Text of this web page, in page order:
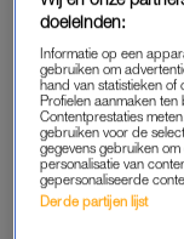
Positief gestemd
om weer aan het
doeleinden:
Informatie op een
gebruiken om
hand van statistieken of
Profielen aanmaken
Contentprestaties
gebruiken voor de
gegevens gebruiken
personalisatie van
gepersonaliseerde
Derde partijen lijst